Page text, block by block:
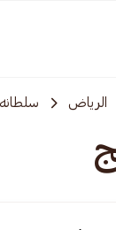
الرياض سلطانه